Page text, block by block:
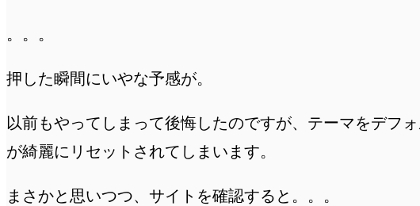
。。。
押した瞬間にいやな予感が。
以前もやってしまって後悔したのですが、テーマをデフ
が綺麗にリセットされてしまいます。
まさかと思いつつ、サイトを確認すると。。。